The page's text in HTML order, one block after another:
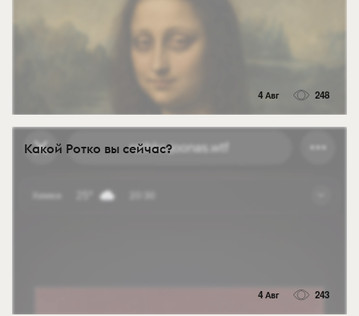
4 Авг 248
Какой Ротко вы сейчас?
4 Авг 243